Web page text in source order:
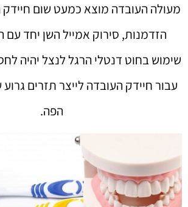
מעולה העובדה מוצא כמעט שום
הזדמנות, סירוק אמייל השן יחד
עבור חיידק העובדה לייצר תזרים
הפה.